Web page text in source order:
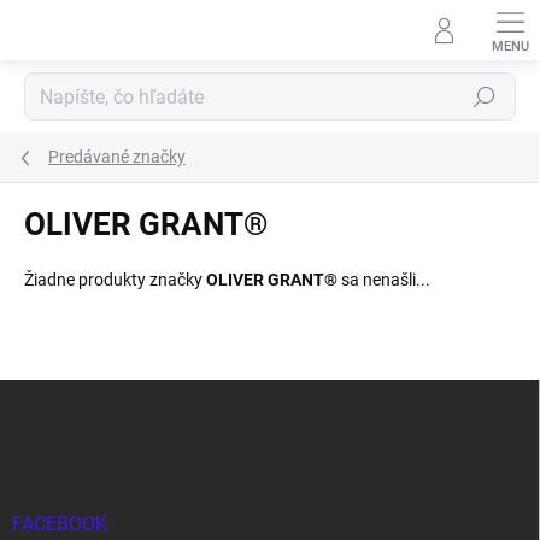
Hľadať
Predávané značky
OLIVER GRANT®
Žiadne produkty značkyOLIVER GRANT®sa nenašli...
FACEBOOK